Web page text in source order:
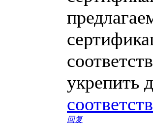
укрепить
回复